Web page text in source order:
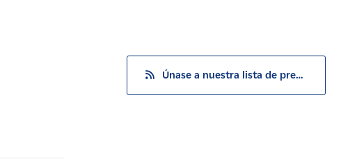
Únase a nuestra lista de prensa